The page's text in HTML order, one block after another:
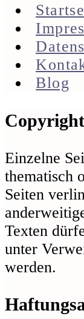
Blog
Footer
Copyright
Einzelne
thematisch
Seiten
Texten
unter
werden.